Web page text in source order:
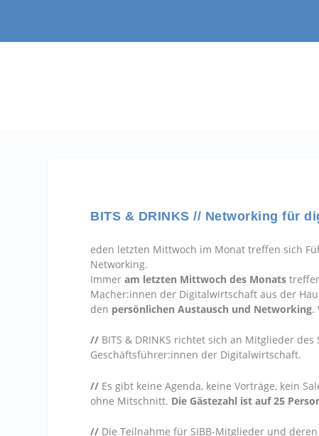
BITS & DRINKS // Networking für
eden letzten Mittwoch im Monat treffen sich
Networking.
Immeram letzten Mittwoch des Monats
Macher:innen der Digitalwirtschaft aus der
den persönlichen Austausch und Networking.
// BITS & DRINKS richtet sich an Mitglieder
Geschäftsführer:innen der Digitalwirtschaft.
// Es gibt keine Agenda, keine Vorträge, kein
ohne Mitschnitt. Die Gästezahl ist auf 25
// Die Teilnahme für SIBB-Mitglieder und